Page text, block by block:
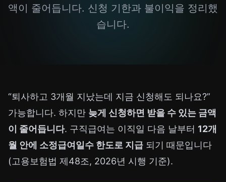
액이 줄어듭니다. 신청 기한과 불이익을 정리했
습니다.
“퇴사하고 3개월 지났는데 지금 신청해도 되나요?”
가능합니다. 하지만 늦게 신청하면 받을 수 있는 금액
이 줄어듭니다. 구직급여는 이직일 다음 날부터 12개
월 안에 소정급여일수 한도로 지급 되기 때문입니다
(고용보험법 제48조, 2026년 시행 기준).